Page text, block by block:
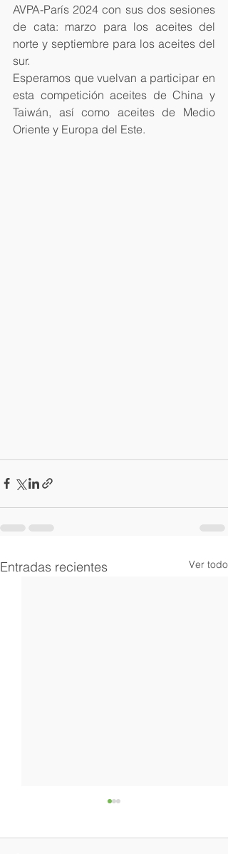
AVPA-París 2024 con sus dos sesiones
de cata: marzo para los aceites del
norte y septiembre para los aceites del
sur.
Esperamos que vuelvan a participar en
esta competición aceites de China y
Taiwán, así como aceites de Medio
Oriente y Europa del Este.
Entradas recientes Ver todo